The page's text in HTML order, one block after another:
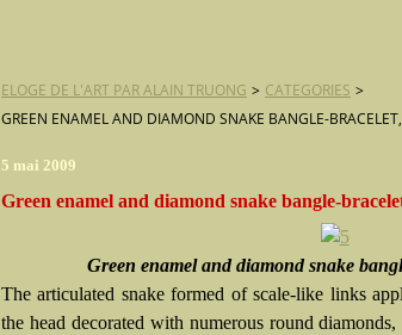
ELOGE DE L'ART PAR ALAIN TRUONG > CATEGORIES >
GREEN ENAMEL AND DIAMOND SNAKE BANGLE-
5 mai 2009
Green enamel and diamond snake bangle-
Green enamel and diamond snake
The articulated snake formed of scale-like links
the head decorated with numerous round